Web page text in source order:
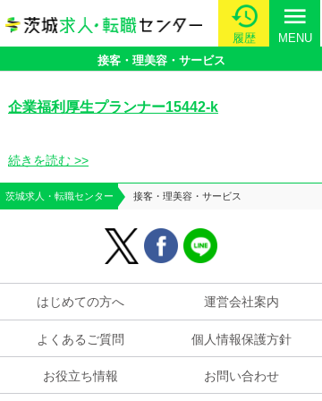
履歴
menu
MENU
接客・理美容・サービス
企業福利厚生プランナー15442-k
続きを読む >>
茨城求人・転職センター 接客・理美容・サービス
はじめての方へ 運営会社案内
よくあるご質問 個人情報保護方針
お役立ち情報 お問い合わせ